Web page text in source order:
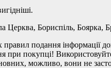
Церква, Бориспіль,
подання інформації
покупці!
можливо, вони не